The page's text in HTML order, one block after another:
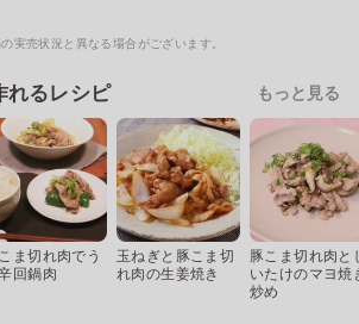
実売状況と異なる場合がございます。
れるレシピ もっと見る
ま切れ肉でう
回鍋肉
玉ねぎと豚こま切
れ肉の生姜焼き
豚こま切れ肉と
いたけのマヨ焼
炒め